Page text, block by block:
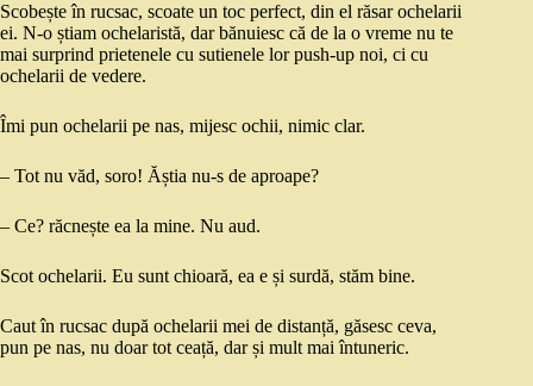
Scobește în rucsac, scoate un toc perfect, din el răsar ochelarii
ei. N-o știam ochelaristă, dar bănuiesc că de la o vreme nu te
mai surprind prietenele cu sutienele lor push-up noi, ci cu
ochelarii de vedere.
Îmi pun ochelarii pe nas, mijesc ochii, nimic clar.
– Tot nu văd, soro! Ăștia nu-s de aproape?
– Ce? răcnește ea la mine. Nu aud.
Scot ochelarii. Eu sunt chioară, ea e și surdă, stăm bine.
Caut în rucsac după ochelarii mei de distanță, găsesc ceva,
pun pe nas, nu doar tot ceață, dar și mult mai întuneric.